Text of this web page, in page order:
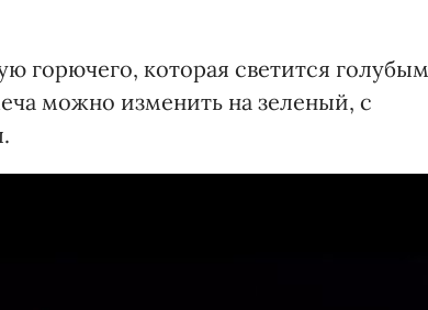
горючего, которая светится голубым
можно изменить на зеленый, с